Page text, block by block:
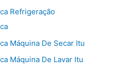
Refrigeração
Máquina De Secar Itu
Máquina De Lavar Itu